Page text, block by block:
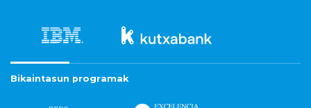
Bikaintasun programak